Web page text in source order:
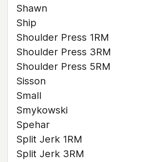
Shawn
Ship
Shoulder Press 1RM
Shoulder Press 3RM
Shoulder Press 5RM
Sisson
Small
Smykowski
Spehar
Split Jerk 1RM
Split Jerk 3RM